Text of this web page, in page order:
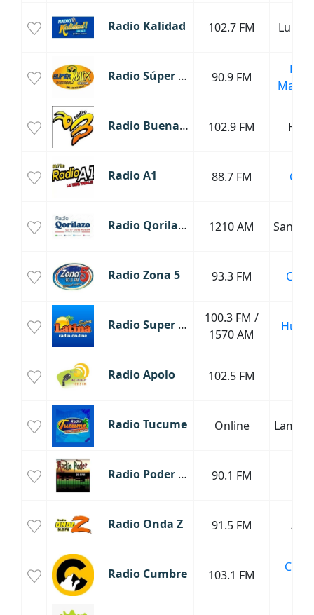
Radio Kalidad 102.7 FM
Radio Súper Mix 90.9 FM
Radio Buenaza 102.9 FM
Radio A1 88.7 FM
Radio Qorilazo 1210 AM Santo
Radio Zona 5 93.3 FM
Radio Super Latina Huancayo
100.3 FM /
1570 AM
Radio Apolo 102.5 FM
Radio Tucume Online
Radio Poder Lima 90.1 FM
Radio Onda Z 91.5 FM
Radio Cumbre 103.1 FM